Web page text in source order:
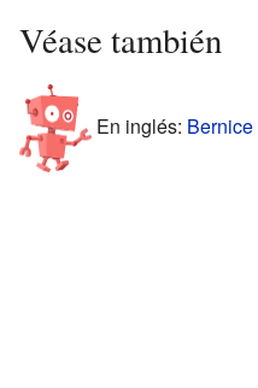
Véase también
En inglés: